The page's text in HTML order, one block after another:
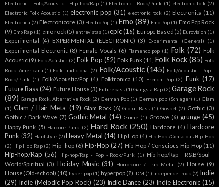
Electronic - Folk/Acoustic - Hip-hop/Rap (1) Electronic - Rock/Punk (1) electronic folk (2)
Electronic Folk Acoustic (1) electronic pop (31) electronic rock (2) Electronica (11)
Electrónica (2) Electronicore (3) ElectroPop (1) Emo (89) Emo Pop (1) Emo Pop Rock
(9) Emo Rap (1) emo rock (5) entrevistas (1) epic (16) Europe Based (5) Eurovision (1)
Experimental (4) EXPERIMENTAL (ELECTRONIC) (3) Experimental (General) (1)
Experimental Electronic (8) Female Vocals (6) Flamenco pop (1) Folk (72) Folk
Acoustic (9) Folk Acústica (2) Folk Pop (52) Folk Punk (11) Folk Rock (85) Folk
Rock. Americana (1) Folk Tradicional (2) Folk/Acoustic (145) Folk/Acoustic - Pop -
Rock/Punk (1) Folk/Acoustic/Pop (4) Folktronica (10) French Pop (2) Funk (17)
Future Bass (24) Future House (3) Futurebass (1) Gangsta Rap (2) Garage Rock
(89) Garage Rock. Alternative Rock (2) German Pop (1) German pop (Schlager) (1) Glam
(1) Glam / Hair Metal (19) Glam Rock (6) Global Bass (1) Gospel (2) Gothic (3)
Gothic / Dark Wave (7) Gothic Metal (14) Grime (1) Groove (6) grunge (45)
Happy Punk (5) Harcore Punk (2) Hard Rock (250) Hardcore (4) Hardcore
Punk (32) Hardstyle (2) Heavy Metal (14) Hip Hop (4) Hip Hop /Conscious Hip-Hop
(2) Hip Hop Rap (2) Hip- hop (6) Hip-Hop (27) Hip-Hop / Conscious Hip-Hop (11)
Hip-hop/Rap (56) Hip-hop/Rap - Pop - Rock/Punk (1) Hip-hop/Rap - R&B/Soul -
World/Spiritual (3) Holiday Music (31) Horrorcore / Trap Metal (2) House (9)
House (Old-school) (10) hyper pop (1) hyperpop (8) IDM (1) independet rock (2) Indie
(29) Indie (Melodic Pop Rock) (23) Indie Dance (23) Indie Electronic (15)